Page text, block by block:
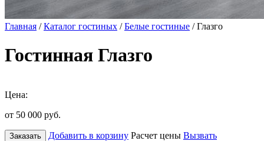
Главная /Каталог гостиных /Белые гостиные / Глазго
Гостинная Глазго
Цена:
от 50 000 руб.
Заказать Добавить в корзину Расчет цены Вызвать